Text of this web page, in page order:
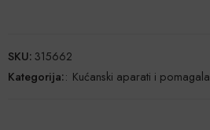
SKU:315662
Kategorija:: Kućanski aparati i pomagala